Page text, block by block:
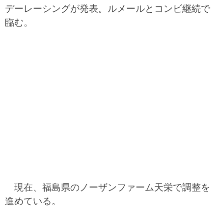
デーレーシングが発表。ルメールとコンビ継続で
臨む。
現在、福島県のノーザンファーム天栄で調整を
進めている。